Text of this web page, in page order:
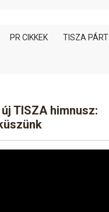
PR CIKKEK TISZA PÁRT
TISZA himnusz: